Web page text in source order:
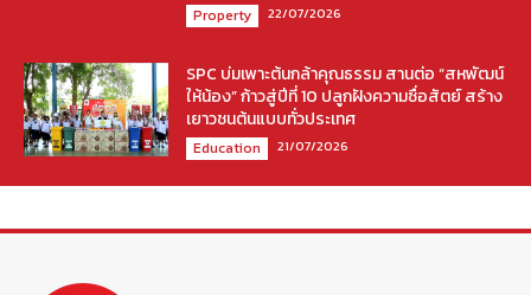
Property 22/07/2026
SPC บ่มเพาะต้นกล้าคุณธรรม สานต่อ “สหพัฒน์
ให้น้อง” ก้าวสู่ปีที่ 10 ปลูกฝังความซื่อสัตย์ สร้าง
เยาวชนต้นแบบทั่วประเทศ
Education 21/07/2026